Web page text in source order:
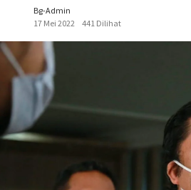
Bg-Admin
17 Mei 2022
441 Dilihat